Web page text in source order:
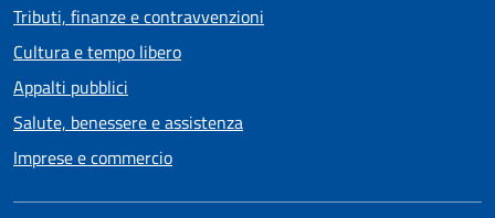
Tributi, finanze e contravvenzioni
Cultura e tempo libero
Appalti pubblici
Salute, benessere e assistenza
Imprese e commercio